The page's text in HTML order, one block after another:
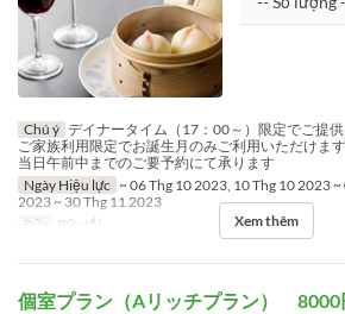
Chú ý デイナータイム（17：00～）限定でご提供
ご家族利用限定でお誕生月のみご利用いただけます
当日午前中までのご要予約にて承ります
Ngày Hiệu lực ~ 06 Thg 10 2023, 10 Thg 10 2023
2023 ~ 30 Thg 11 2023
Bữa
Bữa tối Xem thêm
個室プラン（Aリッチプラン） 8000